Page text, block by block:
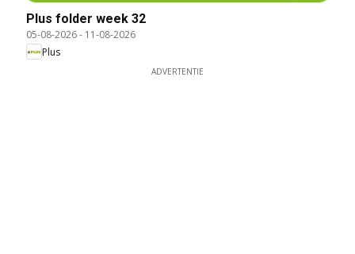
Plus folder week 32
05-08-2026- 11-08-2026
Plus
ADVERTENTIE